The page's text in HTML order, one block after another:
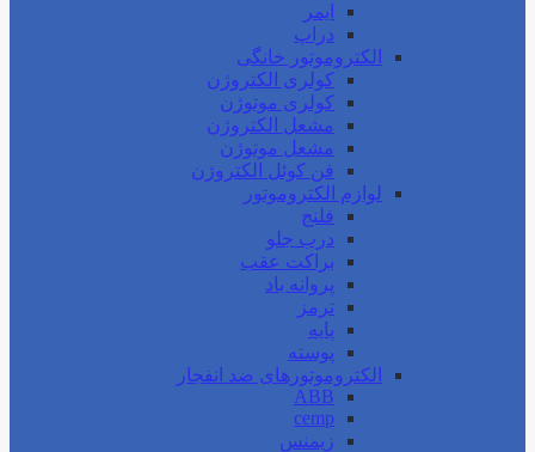
ایمر
دراپ
الکتروموتور خانگی
کولری الکتروژن
کولری موتوژن
مشعل الکتروژن
مشعل موتوژن
فن کوئل الکتروژن
لوازم الکتروموتور
فلنج
درب جلو
براکت عقب
پروانه باد
ترمز
پایه
پوسته
الکتروموتورهای ضد انفجار
ABB
cemp
زیمنس